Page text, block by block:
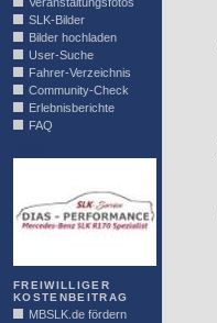
SLK-Bilder
Bilder hochladen
User-Suche
Fahrer-Verzeichnis
Community-Check
Erlebnisberichte
FAQ
FREIWILLIGER
KOSTENBEITRAG
MBSLK.de fördern